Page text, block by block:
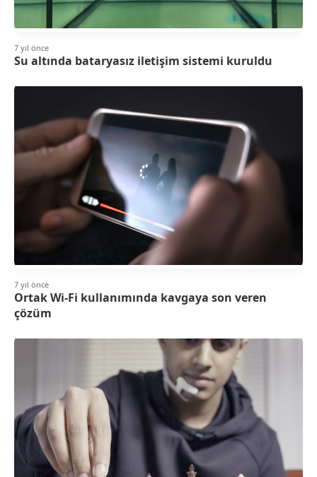
7 yıl önce
Su altında bataryasız iletişim sistemi kuruldu
7 yıl önce
Ortak Wi-Fi kullanımında kavgaya son veren
çözüm